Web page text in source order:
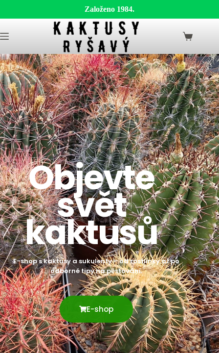
Založeno 1984.
Objevte
svět
kaktusů
E-shop s kaktusy a sukulenty – od rostlinky až po
odborné tipy na pěstování.
E-shop